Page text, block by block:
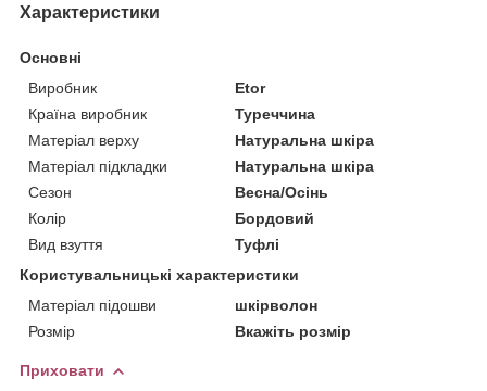
Характеристики
Основні
Виробник
Etor
Країна виробник
Туреччина
Матеріал верху
Натуральна шкіра
Матеріал підкладки
Натуральна шкіра
Сезон
Весна/Осінь
Колір
Бордовий
Вид взуття
Туфлі
Користувальницькі характеристики
Матеріал підошви
шкірволон
Розмір
Вкажіть розмір
Приховати